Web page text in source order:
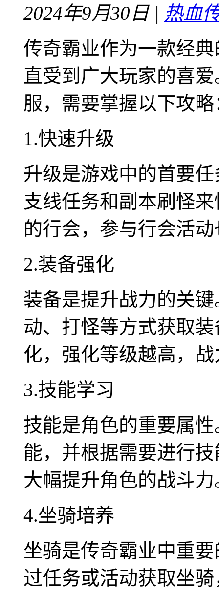
2024年9月30日 | 热血
传奇霸业作为一款经
直受到广大玩家的喜
服，需要掌握以下攻略
1.快速升级
升级是游戏中的首要
支线任务和副本刷怪
的行会，参与行会活
2.装备强化
装备是提升战力的关
动、打怪等方式获取
化，强化等级越高，
3.技能学习
技能是角色的重要属
能，并根据需要进行
大幅提升角色的战斗力
4.坐骑培养
坐骑是传奇霸业中重
过任务或活动获取坐